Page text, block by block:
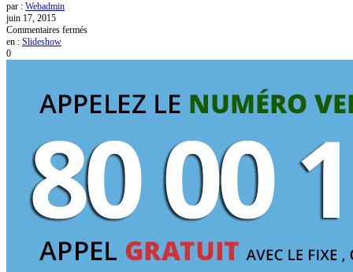
par : Webadmin
juin 17, 2015
Commentaires ferméssur
DEVOIR
CITOYEN
en : Slideshow
0